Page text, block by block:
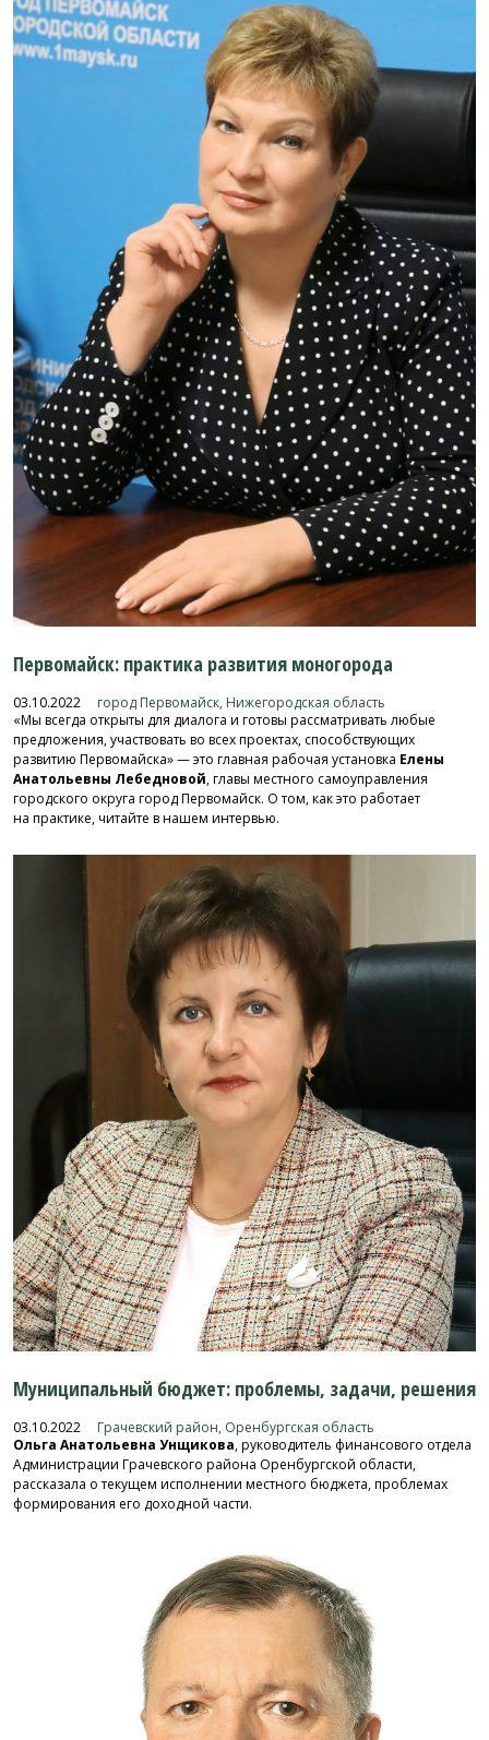
Первомайск: практика развития моногорода
03.10.2022 город Первомайск, Нижегородская область
«Мы всегда открыты для диалога и готовы рассматривать любые
предложения, участвовать во всех проектах, способствующих
развитию Первомайска» — это главная рабочая установка Елены
Анатольевны Лебедновой, главы местного самоуправления
городского округа город Первомайск. О том, как это работает
на практике, читайте в нашем интервью.
Муниципальный бюджет: проблемы, задачи, решения
03.10.2022 Грачевский район, Оренбургская область
Ольга Анатольевна Унщикова, руководитель финансового отдела
Администрации Грачевского района Оренбургской области,
рассказала о текущем исполнении местного бюджета, проблемах
формирования его доходной части.